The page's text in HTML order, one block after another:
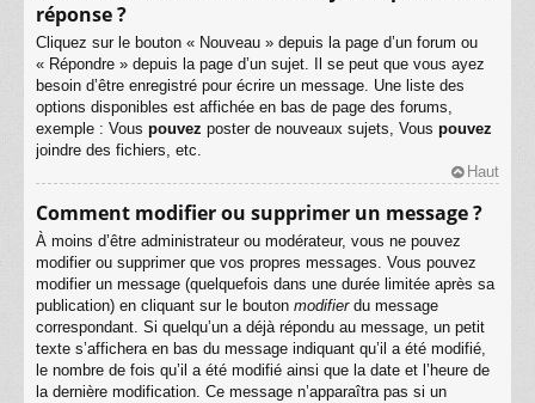
réponse ?
Cliquez sur le bouton « Nouveau » depuis la page d’un forum ou
« Répondre » depuis la page d’un sujet. Il se peut que vous ayez
besoin d’être enregistré pour écrire un message. Une liste des
options disponibles est affichée en bas de page des forums,
exemple : Vous pouvez poster de nouveaux sujets, Vous pouvez
joindre des fichiers, etc.
Haut
Comment modifier ou supprimer un message ?
À moins d’être administrateur ou modérateur, vous ne pouvez
modifier ou supprimer que vos propres messages. Vous pouvez
modifier un message (quelquefois dans une durée limitée après sa
publication) en cliquant sur le bouton modifierdu message
correspondant. Si quelqu’un a déjà répondu au message, un petit
texte s’affichera en bas du message indiquant qu’il a été modifié,
le nombre de fois qu’il a été modifié ainsi que la date et l’heure de
la dernière modification. Ce message n’apparaîtra pas si un